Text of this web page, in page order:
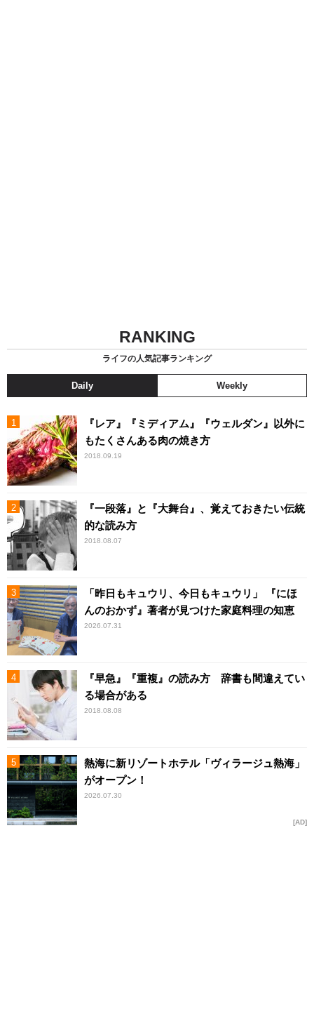
RANKING
ライフの人気記事ランキング
Daily Weekly
『レア』『ミディアム』『ウェルダン』以外に
もたくさんある肉の焼き方
2018.09.19
『一段落』と『大舞台』、覚えておきたい伝統
的な読み方
2018.08.07
「昨日もキュウリ、今日もキュウリ」 『にほ
んのおかず』著者が見つけた家庭料理の知恵
2026.07.31
『早急』『重複』の読み方 辞書も間違えてい
る場合がある
2018.08.08
熱海に新リゾートホテル「ヴィラージュ熱海」
がオープン！
2026.07.30
AD